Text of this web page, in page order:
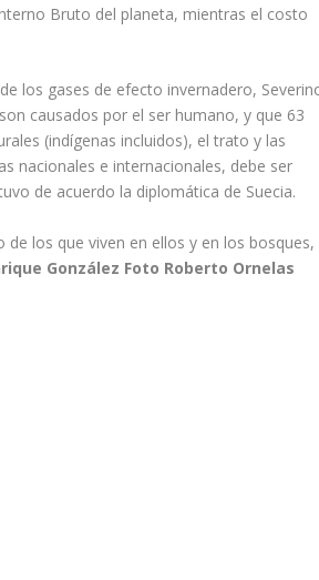
Bruto del planeta, mientras el costo
los gases de efecto invernadero,
causados por el ser humano, y que 63
(indígenas incluidos), el trato y las
nacionales e internacionales, debe ser
de acuerdo la diplomática de Suecia.
los que viven en ellos y en los bosques,
González Foto Roberto Ornelas